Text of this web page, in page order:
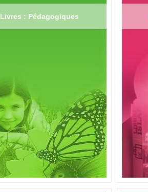
Livres : Pédagogiques